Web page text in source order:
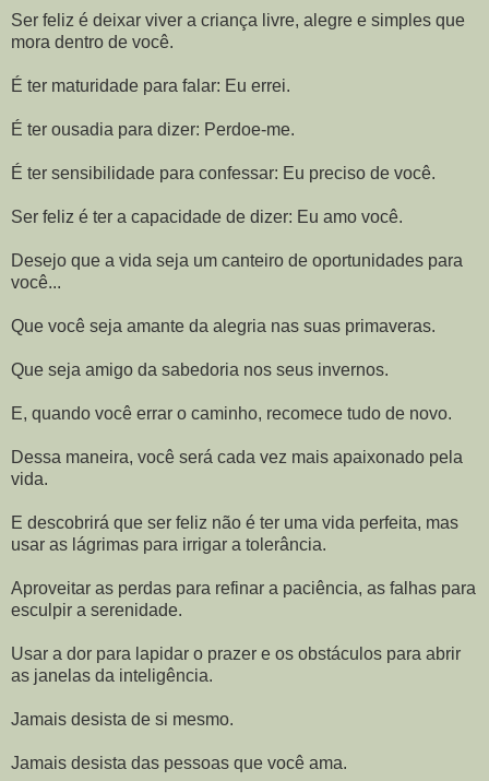
Ser feliz é deixar viver a criança livre, alegre e simples que
mora dentro de você.
É ter maturidade para falar: Eu errei.
É ter ousadia para dizer: Perdoe-me.
É ter sensibilidade para confessar: Eu preciso de você.
Ser feliz é ter a capacidade de dizer: Eu amo você.
Desejo que a vida seja um canteiro de oportunidades para
você...
Que você seja amante da alegria nas suas primaveras.
Que seja amigo da sabedoria nos seus invernos.
E, quando você errar o caminho, recomece tudo de novo.
Dessa maneira, você será cada vez mais apaixonado pela
vida.
E descobrirá que ser feliz não é ter uma vida perfeita, mas
usar as lágrimas para irrigar a tolerância.
Aproveitar as perdas para refinar a paciência, as falhas para
esculpir a serenidade.
Usar a dor para lapidar o prazer e os obstáculos para abrir
as janelas da inteligência.
Jamais desista de si mesmo.
Jamais desista das pessoas que você ama.